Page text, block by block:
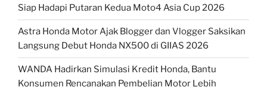
Siap Hadapi Putaran Kedua Moto4 Asia Cup 2026
Astra Honda Motor Ajak Blogger dan Vlogger Saksikan
Langsung Debut Honda NX500 di GIIAS 2026
WANDA Hadirkan Simulasi Kredit Honda, Bantu
Konsumen Rencanakan Pembelian Motor Lebih